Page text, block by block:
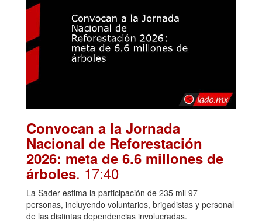
Convocan a la Jornada
Nacional de Reforestación
2026: meta de 6.6 millones de
árboles. 17:40
La Sader estima la participación de 235 mil 97
personas, incluyendo voluntarios, brigadistas y personal
de las distintas dependencias involucradas.